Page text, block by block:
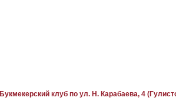
Букмекерский клуб по ул. Н. Карабаева, 4